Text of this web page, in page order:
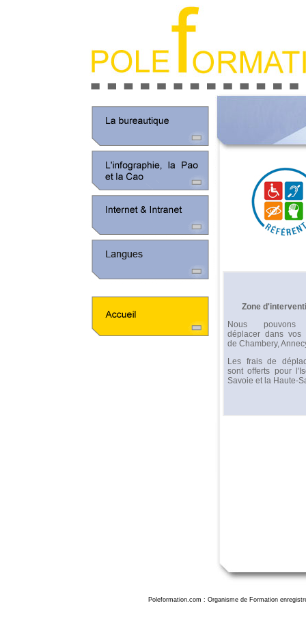
Zone
Nous pouvons
déplacer dans vos
de Chambery,
Les frais de
sont offerts pour
Savoie et la Haute-
Poleformation.com : Organisme de Formation